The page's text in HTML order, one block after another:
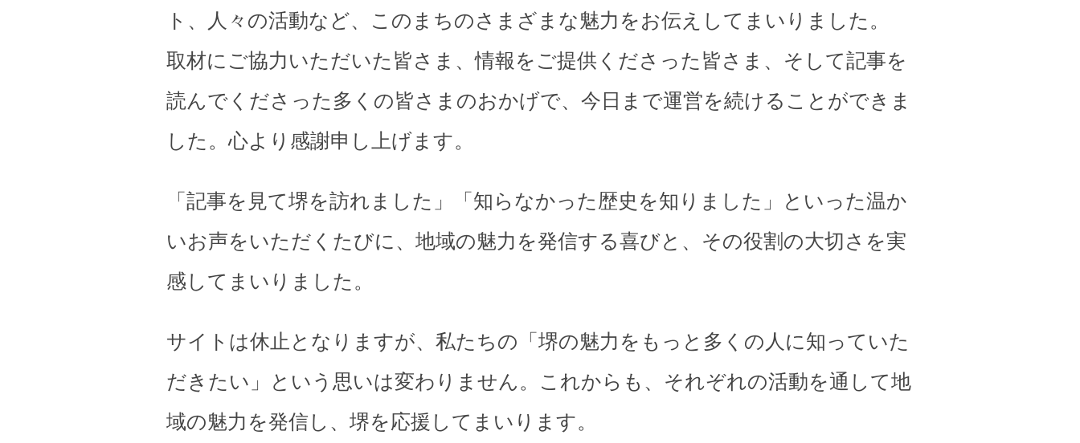
ト、人々の活動など、このまちのさまざまな魅力をお伝えしてまいりました。
取材にご協力いただいた皆さま、情報をご提供くださった皆さま、そして記事を
読んでくださった多くの皆さまのおかげで、今日まで運営を続けることができま
した。心より感謝申し上げます。
「記事を見て堺を訪れました」「知らなかった歴史を知りました」といった温か
いお声をいただくたびに、地域の魅力を発信する喜びと、その役割の大切さを実
感してまいりました。
サイトは休止となりますが、私たちの「堺の魅力をもっと多くの人に知っていた
だきたい」という思いは変わりません。これからも、それぞれの活動を通して地
域の魅力を発信し、堺を応援してまいります。